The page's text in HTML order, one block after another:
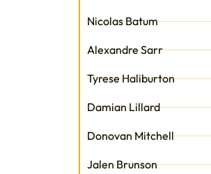
Nicolas Batum
Alexandre Sarr
Tyrese Haliburton
Damian Lillard
Donovan Mitchell
Jalen Brunson